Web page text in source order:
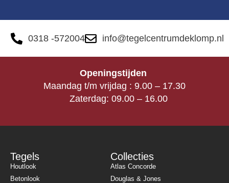
0318 -572004 info@tegelcentrumdeklomp.nl
Openingstijden
Maandag t/m vrijdag : 9.00 – 17.30
Zaterdag: 09.00 – 16.00
Tegels
Houtlook
Betonlook
Collecties
Atlas Concorde
Douglas & Jones